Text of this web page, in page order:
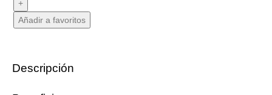
Añadir a favoritos
Descripción